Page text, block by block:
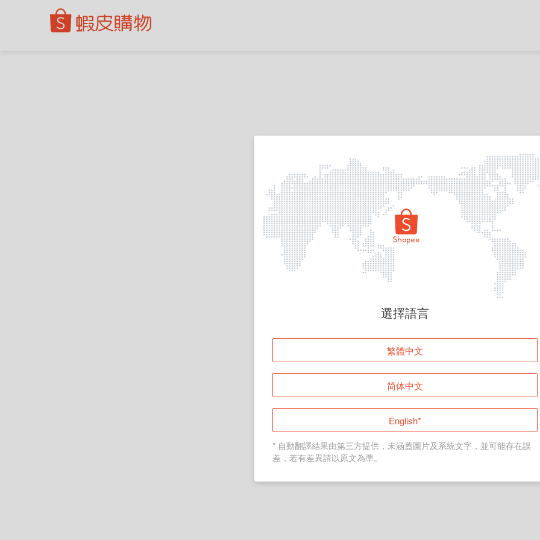
頁面無法顯示
登入
返回首頁
選擇語言
繁體中文
简体中文
English*
* 自動翻譯結果由第三方提供，未涵蓋圖片及系統文字，並可能存在誤
差，若有差異請以原文為準。